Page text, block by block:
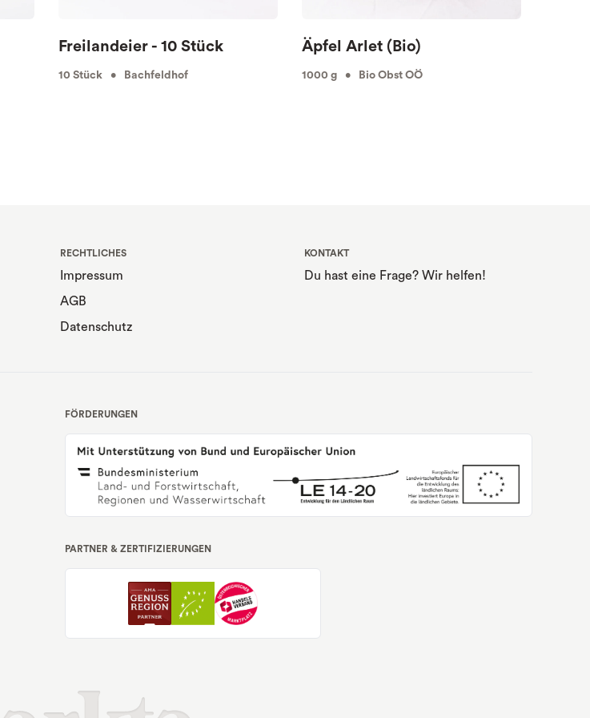
Freilandeier - 10 Stück
10 Stück • Bachfeldhof
Äpfel Arlet (Bio)
1000 g • Bio Obst OÖ
RECHTLICHES
Impressum
AGB
Datenschutz
KONTAKT
Du hast eine Frage? Wir helfen!
FÖRDERUNGEN
PARTNER & ZERTIFIZIERUNGEN